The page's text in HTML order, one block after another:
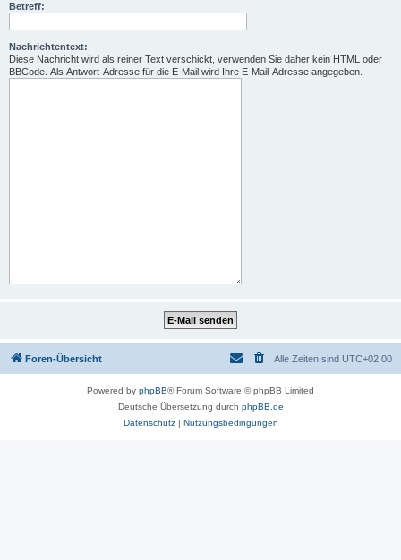
Betreff:
Nachrichtentext:
Diese Nachricht wird als reiner Text verschickt, verwenden Sie daher kein HTML oder
BBCode. Als Antwort-Adresse für die E-Mail wird Ihre E-Mail-Adresse angegeben.
Foren-Übersicht Alle Zeiten sind UTC+02:00
Powered by phpBB® Forum Software © phpBB Limited
Deutsche Übersetzung durch phpBB.de
Datenschutz| Nutzungsbedingungen